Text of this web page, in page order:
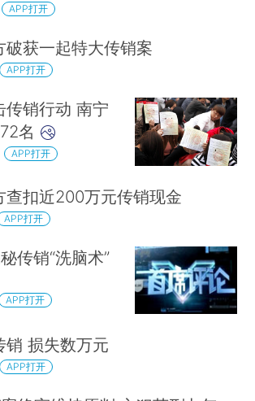
APP打开
破获一起特大传销案
APP打开
传销行动 南宁
名
APP打开
查扣近200万元传销现金
APP打开
传销“洗脑术”
APP打开
销 损失数万元
APP打开